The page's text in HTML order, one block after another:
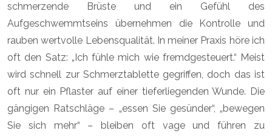
schmerzende Brüste und ein Gefühl des
Aufgeschwemmtseins übernehmen die Kontrolle und
rauben wertvolle Lebensqualität. In meiner Praxis höre ich
oft den Satz: „Ich fühle mich wie fremdgesteuert.“ Meist
wird schnell zur Schmerztablette gegriffen, doch das ist
oft nur ein Pflaster auf einer tieferliegenden Wunde. Die
gängigen Ratschläge – „essen Sie gesünder“, „bewegen
Sie sich mehr“ – bleiben oft vage und führen zu